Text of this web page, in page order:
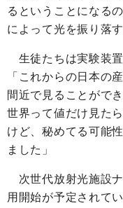
るということになる
によって光を振り落
生徒たちは実験装
「これからの日本の
間近で見ることがで
世界って値だけ見た
けど、秘めてる可能
ました」
次世代放射光施設
用開始が予定されてい